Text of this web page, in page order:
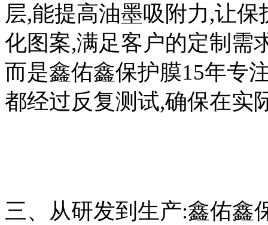
层,能提高油墨吸附力,让
化图案,满足客户的定制需
而是鑫佑鑫保护膜15年专
都经过反复测试,确保在实
三、从研发到生产:鑫佑鑫